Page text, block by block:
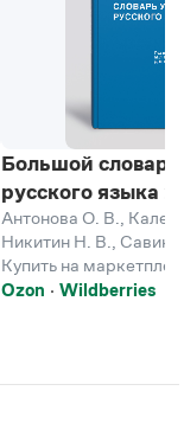
Большой
русского языка
Антонова О. В.
Никитин Н. В.
Купить на
Ozon
Wildberries